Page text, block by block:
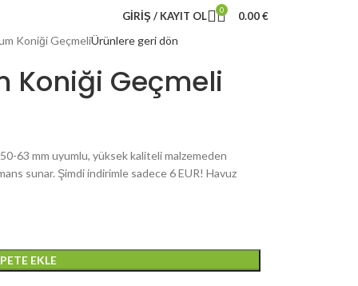
GIRIŞ / KAYIT OL 0 0.00€
Koniği GeçmeliÜrünlere geri dön
Koniği Geçmeli
63 mm uyumlu, yüksek kaliteli malzemeden
sunar. Şimdi indirimle sadece 6 EUR! Havuz
EKLE